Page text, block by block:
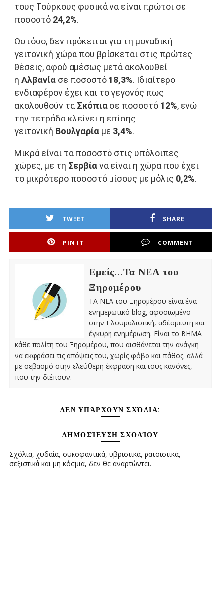
τους Τούρκους φυσικά να είναι πρώτοι σε
ποσοστό 24,2%.
Ωστόσο, δεν πρόκειται για τη μοναδική
γειτονική χώρα που βρίσκεται στις πρώτες
θέσεις, αφού αμέσως μετά ακολουθεί
η Αλβανίασε ποσοστό 18,3%. Ιδιαίτερο
ενδιαφέρον έχει και το γεγονός πως
ακολουθούν τα Σκόπιασε ποσοστό 12%, ενώ
την τετράδα κλείνει η επίσης
γειτονική Βουλγαρίαμε 3,4%.
Μικρά είναι τα ποσοστό στις υπόλοιπες
χώρες, με τη Σερβίανα είναι η χώρα που έχει
το μικρότερο ποσοστό μίσους με μόλις 0,2%.
TWEET SHARE
PIN IT COMMENT
Εμείς...Τα ΝΕΑ του
Ξηρομέρου
ΤΑ ΝΕΑ του Ξηρομέρου είναι ένα
ενημερωτικό blog, αφοσιωμένο
στην Πλουραλιστική, αδέσμευτη και
έγκυρη ενημέρωση. Είναι το ΒΗΜΑ
κάθε πολίτη του Ξηρομέρου, που αισθάνεται την ανάγκη
να εκφράσει τις απόψεις του, χωρίς φόβο και πάθος, αλλά
με σεβασμό στην ελεύθερη έκφραση και τους κανόνες,
που την διέπουν.
ΔΕΝ ΥΠΆΡΧΟΥΝ ΣΧΌΛΙΑ:
ΔΗΜΟΣΊΕΥΣΗ ΣΧΟΛΊΟΥ
Σχόλια, χυδαία, συκοφαντικά, υβριστικά, ρατσιστικά,
σεξιστικά και μη κόσμια, δεν θα αναρτώνται.